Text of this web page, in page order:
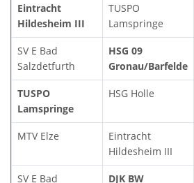
Eintracht
Hildesheim III
TUSPO
Lamspringe
SV E Bad
Salzdetfurth
HSG 09
Gronau/Barfelde
TUSPO
Lamspringe
HSG Holle
MTV Elze
Eintracht
Hildesheim III
SV E Bad
DJK BW